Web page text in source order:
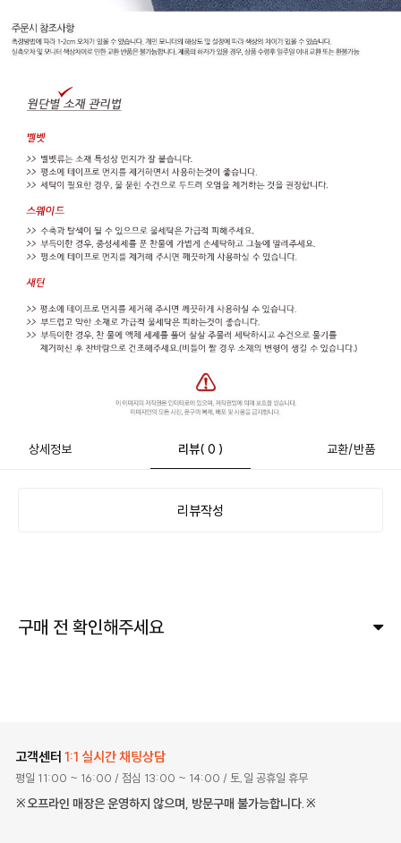
상세정보 리뷰( 0 ) 교환/반품
리뷰작성
구매 전 확인해주세요
고객센터 1:1 실시간 채팅상담
평일 11:00 ~ 16:00 / 점심 13:00 ~ 14:00 / 토,일 공휴일 휴무
※오프라인 매장은 운영하지 않으며, 방문구매 불가능합니다.※